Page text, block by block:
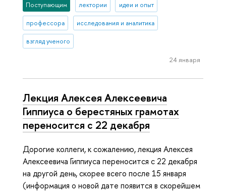
Поступающим лектории идеи и опыт
профессора исследования и аналитика
взгляд ученого
24 января
Лекция Алексея Алексеевича
Гиппиуса о берестяных грамотах
переносится с 22 декабря
Дорогие коллеги, к сожалению, лекция Алексея
Алексеевича Гиппиуса переносится с 22 декабря
на другой день, скорее всего после 15 января
(информация о новой дате появится в скорейшем